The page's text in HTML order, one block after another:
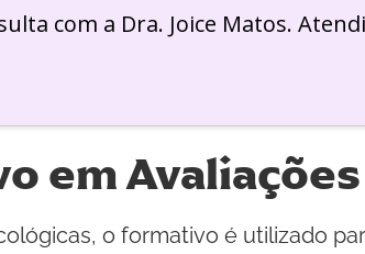
com a Dra. Joice Matos.
em
o formativo é utilizado